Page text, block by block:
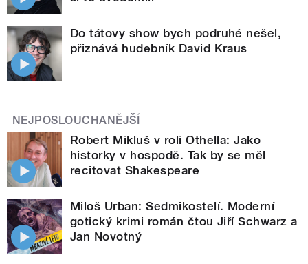
Do tátovy show bych podruhé nešel,
přiznává hudebník David Kraus
NEJPOSLOUCHANĚJŠÍ
Robert Mikluš v roli Othella: Jako
historky v hospodě. Tak by se měl
recitovat Shakespeare
Miloš Urban: Sedmikostelí. Moderní
gotický krimi román čtou Jiří Schwarz a
Jan Novotný